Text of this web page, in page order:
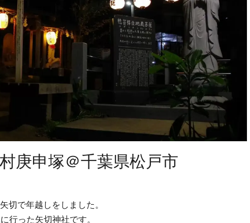
庚申塚＠千葉県松戸市
切で年越しをしました。
行った矢切神社です。